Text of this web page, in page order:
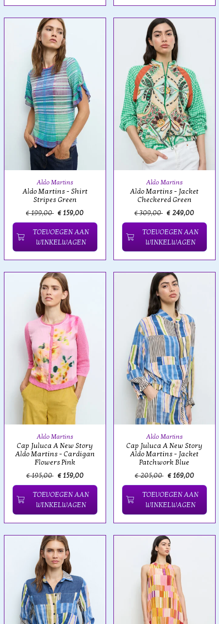
Aldo Martins
Aldo Martins - Shirt
Stripes Green
€ 199,00 € 159,00
TOEVOEGEN AAN
WINKELWAGEN
Aldo Martins
Aldo Martins - Jacket
Checkered Green
€ 309,00 € 249,00
TOEVOEGEN AAN
WINKELWAGEN
Aldo Martins
Cap Juluca A New Story
Aldo Martins - Cardigan
Flowers Pink
€ 195,00 € 159,00
TOEVOEGEN AAN
WINKELWAGEN
Aldo Martins
Cap Juluca A New Story
Aldo Martins - Jacket
Patchwork Blue
€ 205,00 € 169,00
TOEVOEGEN AAN
WINKELWAGEN